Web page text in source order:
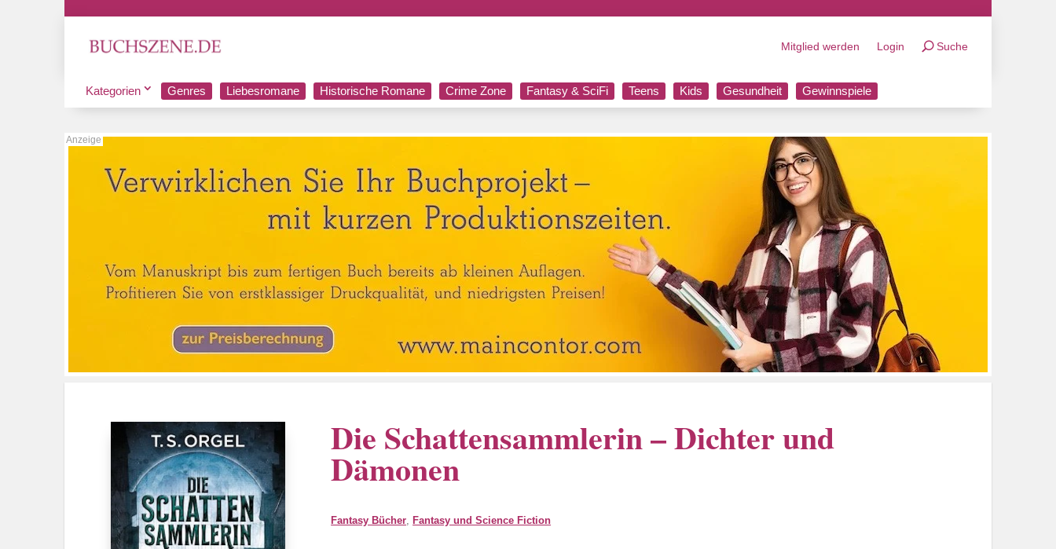
Mitglied werden Login Suche
Kategorien Genres Liebesromane Historische Romane Crime Zone Fantasy & SciFi Teens Kids Gesundheit Gewinnspiele
Die Schattensammlerin – Dichter und
Dämonen
Fantasy Bücher, Fantasy und Science Fiction